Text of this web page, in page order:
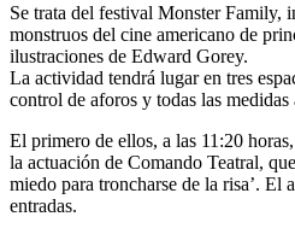
Se trata del festival Monster Family,
monstruos del cine americano de
ilustraciones de Edward Gorey.
La actividad tendrá lugar en tres
control de aforos y todas las
El primero de ellos, a las 11:20
la actuación de Comando Teatral,
miedo para troncharse de la risa’. El
entradas.